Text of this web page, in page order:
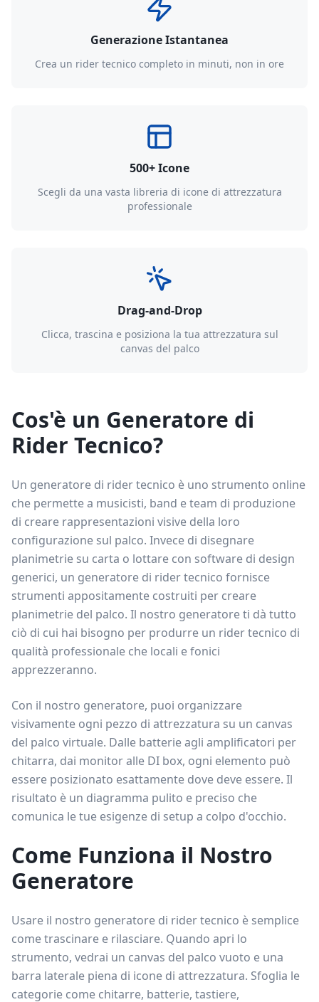
Generazione Istantanea
Crea un rider tecnico completo in minuti, non in ore
500+ Icone
Scegli da una vasta libreria di icone di attrezzatura
professionale
Drag-and-Drop
Clicca, trascina e posiziona la tua attrezzatura sul
canvas del palco
Cos'è un Generatore di
Rider Tecnico?
Un generatore di rider tecnico è uno strumento online
che permette a musicisti, band e team di produzione
di creare rappresentazioni visive della loro
configurazione sul palco. Invece di disegnare
planimetrie su carta o lottare con software di design
generici, un generatore di rider tecnico fornisce
strumenti appositamente costruiti per creare
planimetrie del palco. Il nostro generatore ti dà tutto
ciò di cui hai bisogno per produrre un rider tecnico di
qualità professionale che locali e fonici
apprezzeranno.
Con il nostro generatore, puoi organizzare
visivamente ogni pezzo di attrezzatura su un canvas
del palco virtuale. Dalle batterie agli amplificatori per
chitarra, dai monitor alle DI box, ogni elemento può
essere posizionato esattamente dove deve essere. Il
risultato è un diagramma pulito e preciso che
comunica le tue esigenze di setup a colpo d'occhio.
Come Funziona il Nostro
Generatore
Usare il nostro generatore di rider tecnico è semplice
come trascinare e rilasciare. Quando apri lo
strumento, vedrai un canvas del palco vuoto e una
barra laterale piena di icone di attrezzatura. Sfoglia le
categorie come chitarre, batterie, tastiere,